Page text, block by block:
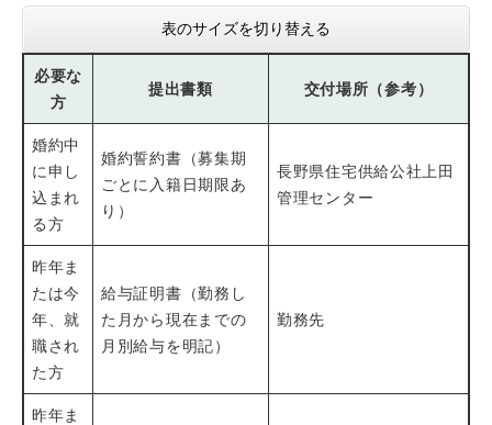
表のサイズを切り替える
必要な
方
提出書類 交付場所（参考）
婚約中
に申し
込まれ
る方
婚約誓約書（募集期
ごとに入籍日期限あ
り）
長野県住宅供給公社上田
管理センター
昨年ま
たは今
年、就
職され
た方
給与証明書（勤務し
た月から現在までの
月別給与を明記）
勤務先
昨年ま